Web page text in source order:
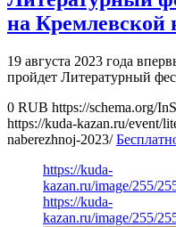
на Кремлевской
19 августа 2023 года
пройдет Литературный
0 RUB https://schema.org/
https://kuda-kazan.ru/event/
naberezhnoj-2023/
https://kuda-
kazan.ru/image/255/
https://kuda-
kazan.ru/image/255/